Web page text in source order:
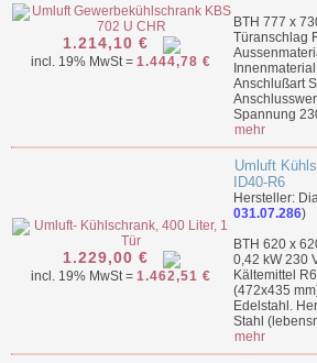
1.214,10 €
incl. 19% MwSt = 1.444,78 €
BTH 777 x
Türanschlag
Anschlußart
Spannung
mehr
1.229,00 €
incl. 19% MwSt = 1.462,51 €
Umluft
ID40-R6
Hersteller:
031.07.286)
BTH 620 x
0,42 kW 230
Kältemittel
(472x435
Edelstahl.
Stahl
mehr